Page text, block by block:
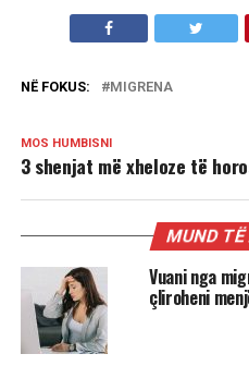
NË FOKUS: MIGRENA
MOS HUMBISNI
3 shenjat më xheloze të
MUND TË
Vuani nga
çliroheni